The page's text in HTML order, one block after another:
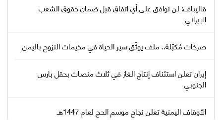
قاليباف: لن نوافق على أي اتفاق قبل ضمان حقوق الشعب
الإيراني
صرخات مُكبّلة.. ملف يوثّق سير الحياة في مخيمات النزوح باليمن
إيران تعلن استئناف إنتاج الغاز في ثلاث منصات بحقل بارس
الجنوبي
الأوقاف اليمنية تعلن نجاح موسم الحج لعام 1447هـ